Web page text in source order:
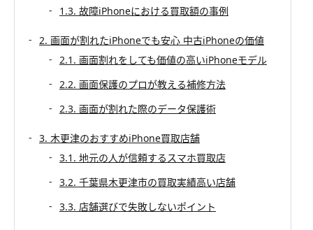
1.3. 故障iPhoneにおける買取額の事例
2. 画面が割れたiPhoneでも安心 中古iPhoneの価値
2.1. 画面割れをしても価値の高いiPhoneモデル
2.2. 画面保護のプロが教える補修方法
2.3. 画面が割れた際のデータ保護術
3. 木更津のおすすめiPhone買取店舗
3.1. 地元の人が信頼するスマホ買取店
3.2. 千葉県木更津市の買取実績高い店舗
3.3. 店舗選びで失敗しないポイント